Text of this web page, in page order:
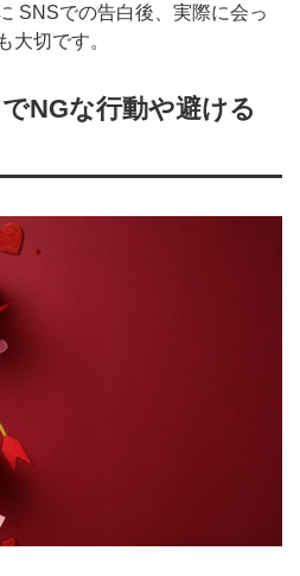
SNSでの告白後、実際に会っ
大切です。
NGな行動や避ける